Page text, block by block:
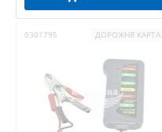
0301795 ДОРОЖНЯ КАРТА